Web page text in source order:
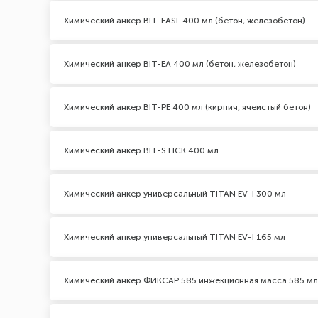
Химический анкер BIT-EASF 400 мл (бетон, железобетон)
Химический анкер BIT-EA 400 мл (бетон, железобетон)
Химический анкер BIT-PE 400 мл (кирпич, ячеистый бетон)
Химический анкер BIT-STICK 400 мл
Химический анкер универсальный TITAN EV-I 300 мл
Химический анкер универсальный TITAN EV-I 165 мл
Химический анкер ФИКСАР 585 инжекционная масса 585 мл